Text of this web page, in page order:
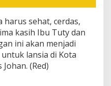
harus sehat, cerdas,
kasih Ibu Tuty dan
ini akan menjadi
lansia di Kota
(Red)